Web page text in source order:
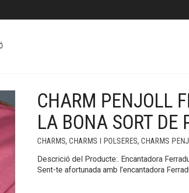
CHARM PENJOLL
LA BONA SORT DE
CHARMS, CHARMS I POLSERES, CHARMS
Descrició del Producte:. Encantadora
Sent-te afortunada amb l’encantadora